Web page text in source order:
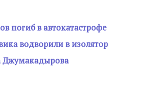
погиб в автокатастрофе
водворили в изолятор
Джумакадырова